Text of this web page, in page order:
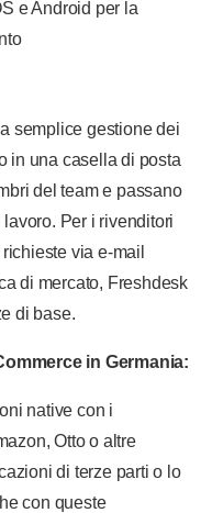
e Android per la
semplice gestione dei
in una casella di posta
del team e passano
Per i rivenditori
via e-mail
di mercato, Freshdesk
di base.
in Germania:
native con i
Otto o altre
di terze parti o lo
con queste